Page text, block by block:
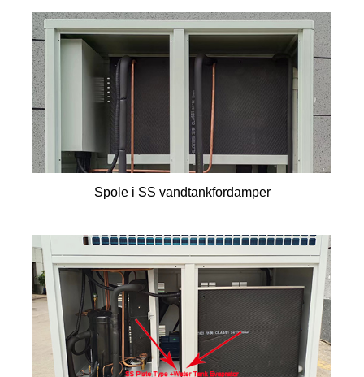
Spole i SS vandtankfordamper